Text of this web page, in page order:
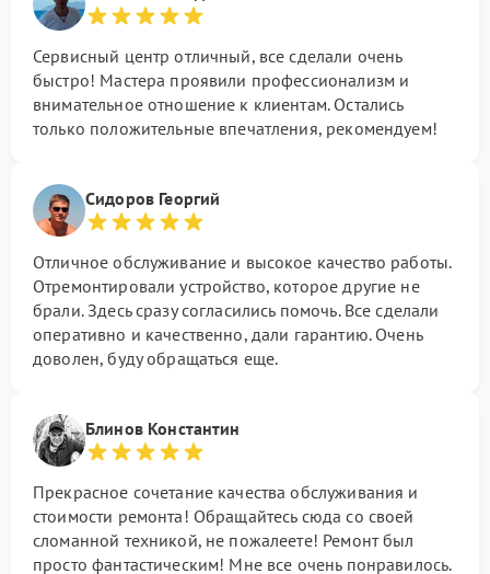
Сервисный центр отличный, все сделали очень
быстро! Мастера проявили профессионализм и
внимательное отношение к клиентам. Остались
только положительные впечатления, рекомендуем!
Сидоров Георгий
Отличное обслуживание и высокое качество работы.
Отремонтировали устройство, которое другие не
брали. Здесь сразу согласились помочь. Все сделали
оперативно и качественно, дали гарантию. Очень
доволен, буду обращаться еще.
Блинов Константин
Прекрасное сочетание качества обслуживания и
стоимости ремонта! Обращайтесь сюда со своей
сломанной техникой, не пожалеете! Ремонт был
просто фантастическим! Мне все очень понравилось.